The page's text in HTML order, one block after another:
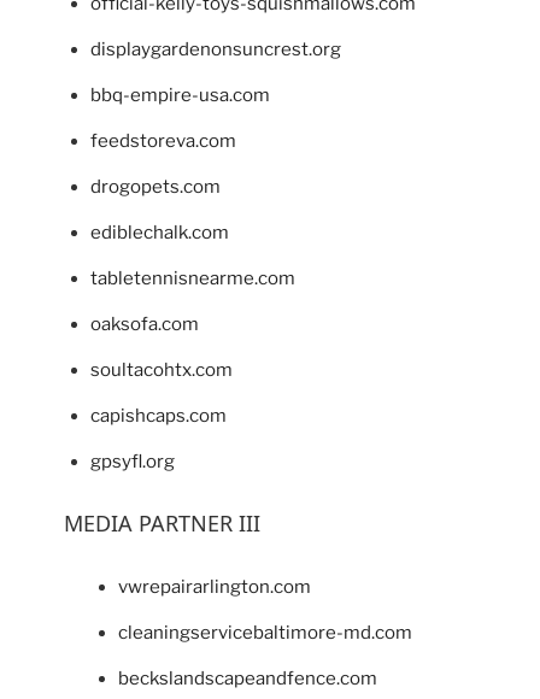
displaygardenonsuncrest.org
bbq-empire-usa.com
feedstoreva.com
drogopets.com
ediblechalk.com
tabletennisnearme.com
oaksofa.com
soultacohtx.com
capishcaps.com
gpsyfl.org
MEDIA PARTNER III
vwrepairarlington.com
cleaningservicebaltimore-md.com
beckslandscapeandfence.com